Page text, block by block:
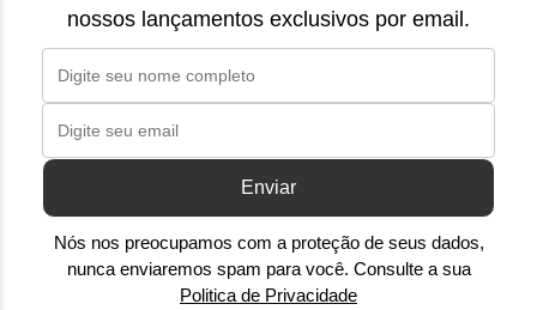
nossos lançamentos exclusivos por email.
Enviar
Nós nos preocupamos com a proteção de seus dados,
nunca enviaremos spam para você. Consulte a sua
Politica de Privacidade